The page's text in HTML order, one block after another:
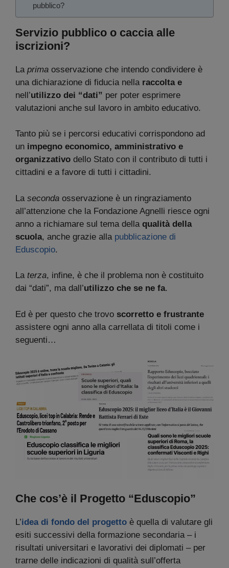
pubblico?
Servizio pubblico o caccia alle
iscrizioni?
La prima osservazione che intendo condividere è
una dichiarazione di fiducia nella raccolta e
nell’utilizzo dei “dati” per poter esprimere
valutazioni anche sul lavoro in ambito educativo.
Tanto più se i percorsi educativi corrispondono ad
un impegno economico, amministrativo e
organizzativo dello Stato con il contributo di tutti i
cittadini e a favore di tutti i cittadini.
La seconda osservazione è un ringraziamento
all’attenzione che la Fondazione Agnelli riesce ogni
anno a richiamare sul tema della qualità della
scuola, anche grazie alla pubblicazione di
Eduscopio.
La terza, infine, è che il problema non è costituito
dai “dati”, ma dall’utilizzo che se ne fa.
Ed è per questo che trovo scorretto e frustrante
assistere ogni anno alla carrellata di titoli come i
seguenti…
Che cos’è il Progetto “Eduscopio”
L’idea di fondo del progetto è quella di valutare gli
esiti successivi della formazione secondaria – i
risultati universitari e lavorativi dei diplomati – per
trarne delle indicazioni di qualità sull’offerta